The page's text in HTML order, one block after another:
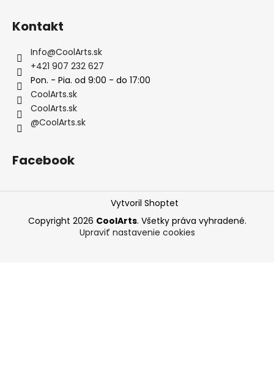
Kontakt
Info@CoolArts.sk
+421 907 232 627
Pon. - Pia. od 9:00 - do 17:00
CoolArts.sk
CoolArts.sk
@CoolArts.sk
Facebook
Vytvoril Shoptet
Copyright 2026 CoolArts. Všetky práva vyhradené.
Upraviť nastavenie cookies